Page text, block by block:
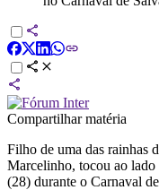
Compartilhar matéria
Filho de uma das rainhas
Marcelinho, tocou ao lado
(28) durante o Carnaval